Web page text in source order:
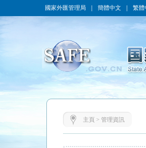
國家外匯管理局 簡體中文 繁體
主頁 > 管理資訊